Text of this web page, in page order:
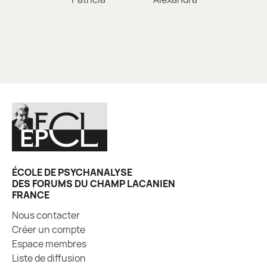
ÉCOLE DE PSYCHANALYSE
DES FORUMS DU CHAMP LACANIEN
FRANCE
Nous contacter
Créer un compte
Espace membres
Liste de diffusion